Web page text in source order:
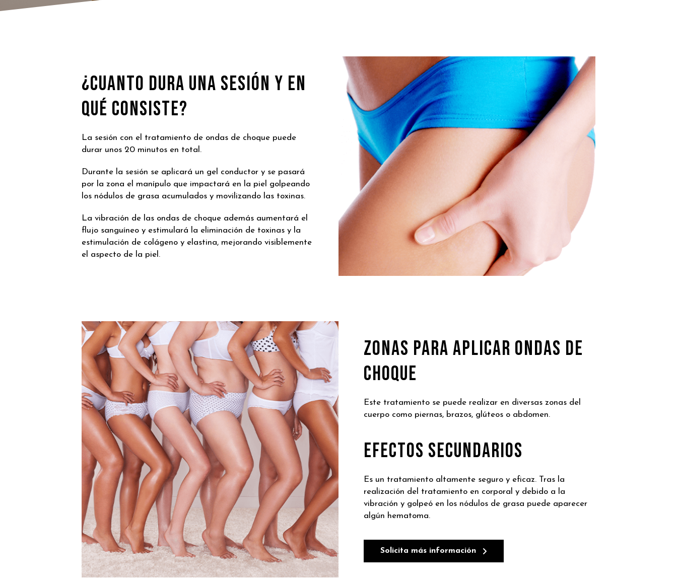
¿CUANTO DURA UNA SESIÓN Y EN
QUÉ CONSISTE?
La sesión con el tratamiento de ondas de choque puede
durar unos 20 minutos en total.
Durante la sesión se aplicará un gel conductor y se pasará
por la zona el manípulo que impactará en la piel golpeando
los nódulos de grasa acumulados y movilizando las toxinas.
La vibración de las ondas de choque además aumentará el
flujo sanguíneo y estimulará la eliminación de toxinas y la
estimulación de colágeno y elastina, mejorando visiblemente
el aspecto de la piel.
ZONAS PARA APLICAR ONDAS DE
CHOQUE
Este tratamiento se puede realizar en diversas zonas del
cuerpo como piernas, brazos, glúteos o abdomen.
EFECTOS SECUNDARIOS
Es un tratamiento altamente seguro y eficaz. Tras la
realización del tratamiento en corporal y debido a la
vibración y golpeó en los nódulos de grasa puede aparecer
algún hematoma.
Solicita más información